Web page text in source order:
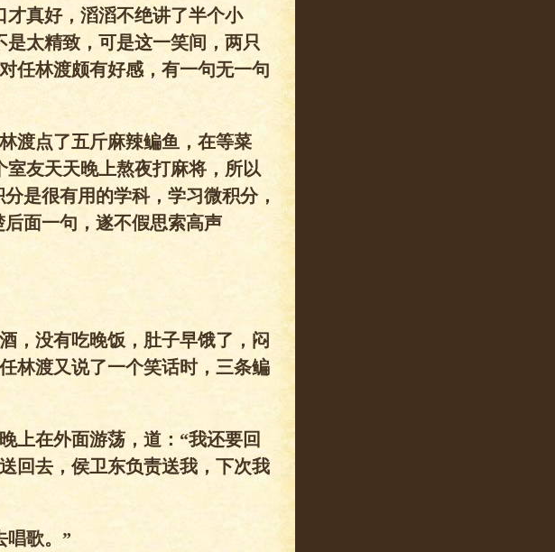
真好，滔滔不绝讲了半个小
太精致，可是这一笑间，两只
任林渡颇有好感，有一句无一句
点了五斤麻辣鳊鱼，在等菜
友天天晚上熬夜打麻将，所以
是很有用的学科，学习微积分，
面一句，遂不假思索高声
没有吃晚饭，肚子早饿了，闷
林渡又说了一个笑话时，三条鳊
在外面游荡，道：“我还要回
回去，侯卫东负责送我，下次我
歌。”